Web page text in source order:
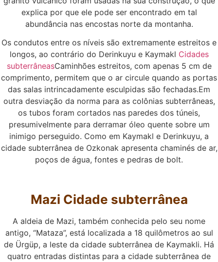
explica por que ele pode ser encontrado em tal
abundância nas encostas norte da montanha.
Os condutos entre os níveis são extremamente estreitos e
longos, ao contrário do Derinkuyu e Kaymakl Cidades
subterrâneasCaminhões estreitos, com apenas 5 cm de
comprimento, permitem que o ar circule quando as portas
das salas intrincadamente esculpidas são fechadas.Em
outra desviação da norma para as colônias subterrâneas,
os tubos foram cortados nas paredes dos túneis,
presumivelmente para derramar óleo quente sobre um
inimigo perseguido. Como em Kaymakl e Derinkuyu, a
cidade subterrânea de Ozkonak apresenta chaminés de ar,
poços de água, fontes e pedras de bolt.
Mazi Cidade subterrânea
A aldeia de Mazi, também conhecida pelo seu nome
antigo, “Mataza”, está localizada a 18 quilômetros ao sul
de Ürgüp, a leste da cidade subterrânea de Kaymakli. Há
quatro entradas distintas para a cidade subterrânea de